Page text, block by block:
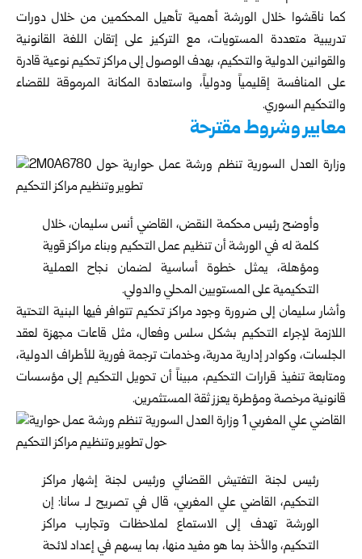
كما ناقشوا خلال الورشة أهمية تأهيل المحكمين من خلال دورات
تدريبية متعددة المستويات، مع التركيز على إتقان اللغة القانونية
والقوانين الدولية والتحكيم، بهدف الوصول إلى مراكز تحكيم نوعية قادرة
على المنافسة إقليمياً ودولياً، واستعادة المكانة المرموقة للقضاء
والتحكيم السوري.
معايير وشروط مقترحة
وأوضح رئيس محكمة النقض، القاضي أنس سليمان، خلال
كلمة له في الورشة أن تنظيم عمل التحكيم وبناء مراكز قوية
ومؤهلة، يمثل خطوة أساسية لضمان نجاح العملية
التحكيمية على المستويين المحلي والدولي.
وأشار سليمان إلى ضرورة وجود مراكز تحكيم تتوافر فيها البنية التحتية
اللازمة لإجراء التحكيم بشكل سلس وفعال، مثل قاعات مجهزة لعقد
الجلسات، وكوادر إدارية مدربة، وخدمات ترجمة فورية للأطراف الدولية،
ومتابعة تنفيذ قرارات التحكيم، مبيناً أن تحويل التحكيم إلى مؤسسات
قانونية مرخصة ومؤطرة يعزز ثقة المستثمرين.
رئيس لجنة التفتيش القضائي ورئيس لجنة إشهار مراكز
التحكيم، القاضي علي المغربي، قال في تصريح لـ سانا: إن
الورشة تهدف إلى الاستماع لملاحظات وتجارب مراكز
التحكيم، والأخذ بما هو مفيد منها، بما يسهم في إعداد لائحة